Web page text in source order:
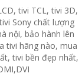
tivi TCL, tivi 3D,
Sony chất lượng
nội, bảo hành lên
tivi hãng nào, mua
tivi bền đẹp nhất,